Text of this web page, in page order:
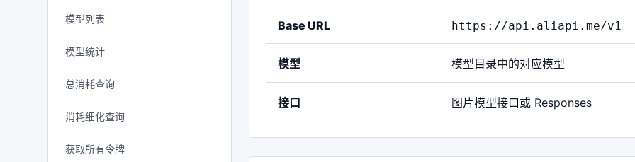
模型列表
模型统计
总消耗查询
消耗细化查询
获取所有令牌
Base URL https://api.aliapi.me/v1
模型 模型目录中的对应模型
接口 图片模型接口或 Responses